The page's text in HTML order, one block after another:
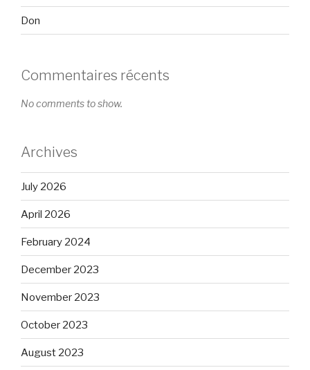
Don
Commentaires récents
No comments to show.
Archives
July 2026
April 2026
February 2024
December 2023
November 2023
October 2023
August 2023